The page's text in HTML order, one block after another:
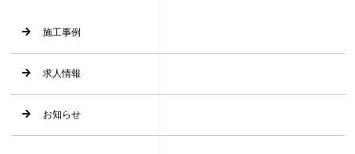
施工事例
求人情報
お知らせ